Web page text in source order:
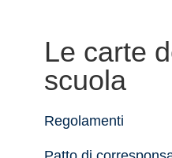
Le carte
scuola
Regolamenti